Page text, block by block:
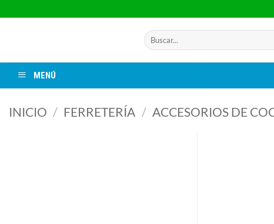
al
Buscar
por:
MENÚ
INICIO / FERRETERÍA / ACCESORIOS DE